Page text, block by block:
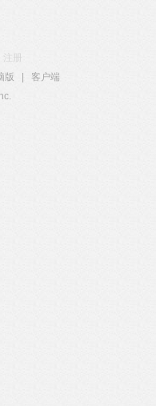
注册
版
客户端